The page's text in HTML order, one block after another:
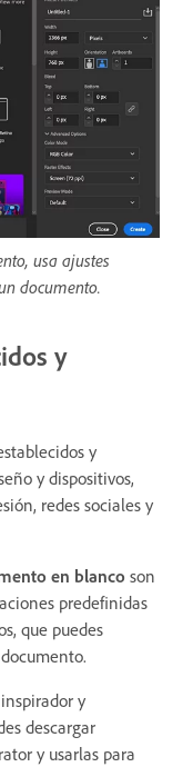
usa ajustes
documento.
y
y
y dispositivos,
redes sociales y
en blanco son
predefinidas
que puedes
y
descargar
y usarlas para